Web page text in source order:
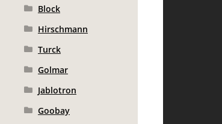
Block
Hirschmann
Turck
Golmar
Jablotron
Goobay